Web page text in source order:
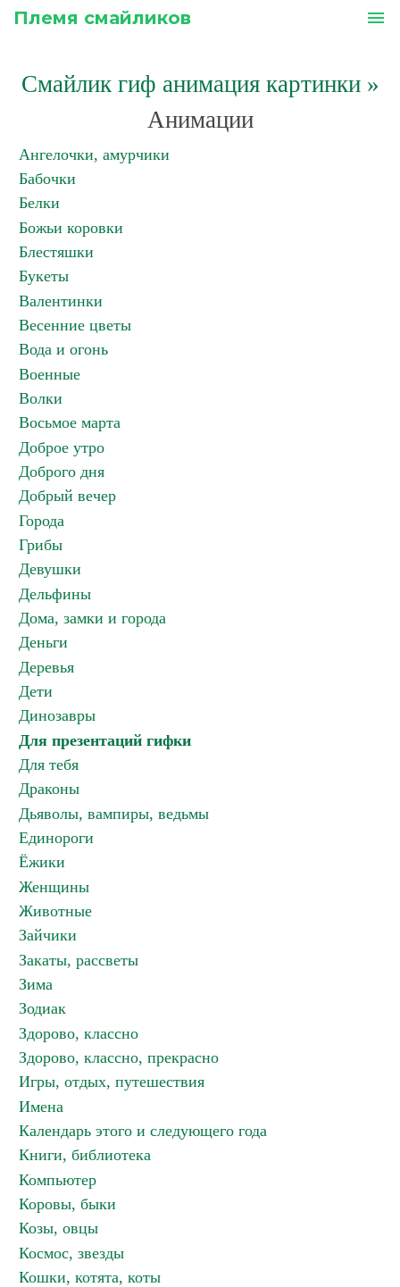
Племя смайликов menu
Смайлик гиф анимация картинки»
Анимации
Ангелочки, амурчики
Бабочки
Белки
Божьи коровки
Блестяшки
Букеты
Валентинки
Весенние цветы
Вода и огонь
Военные
Волки
Восьмое марта
Доброе утро
Доброго дня
Добрый вечер
Города
Грибы
Девушки
Дельфины
Дома, замки и города
Деньги
Деревья
Дети
Динозавры
Для презентаций гифки
Для тебя
Драконы
Дьяволы, вампиры, ведьмы
Единороги
Ёжики
Женщины
Животные
Зайчики
Закаты, рассветы
Зима
Зодиак
Здорово, классно
Здорово, классно, прекрасно
Игры, отдых, путешествия
Имена
Календарь этого и следующего года
Книги, библиотека
Компьютер
Коровы, быки
Козы, овцы
Космос, звезды
Кошки, котята, коты